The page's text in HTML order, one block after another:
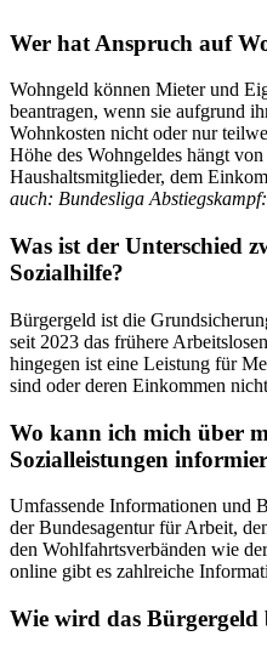
Wer hat Anspruch auf
Wohngeld können Mieter und
beantragen, wenn sie aufgrund
Wohnkosten nicht oder nur
Höhe des Wohngeldes hängt
Haushaltsmitglieder, dem
auch: Bundesliga
Was ist der Unterschied
Sozialhilfe?
Bürgergeld ist die
seit 2023 das frühere
hingegen ist eine Leistung für
sind oder deren Einkommen
Wo kann ich mich über
Sozialleistungen
Umfassende Informationen und
der Bundesagentur für Arbeit,
den Wohlfahrtsverbänden wie
online gibt es zahlreiche
Wie wird das Bürgergeld